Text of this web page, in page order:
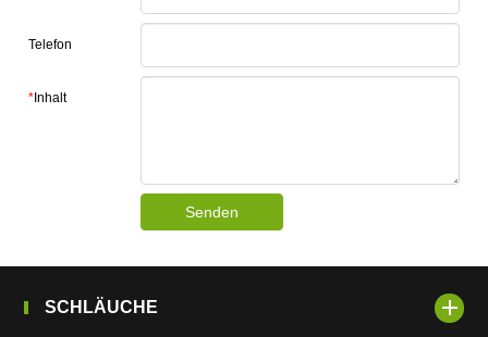
Telefon
*Inhalt
Senden
SCHLÄUCHE